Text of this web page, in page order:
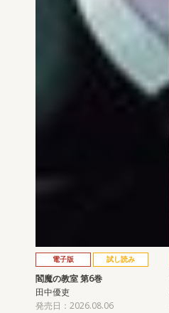
電子版 試し読み
閻魔の教室 第6巻
田中優吏
発売日：2026.08.06